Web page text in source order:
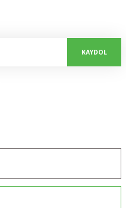
KAYDOL